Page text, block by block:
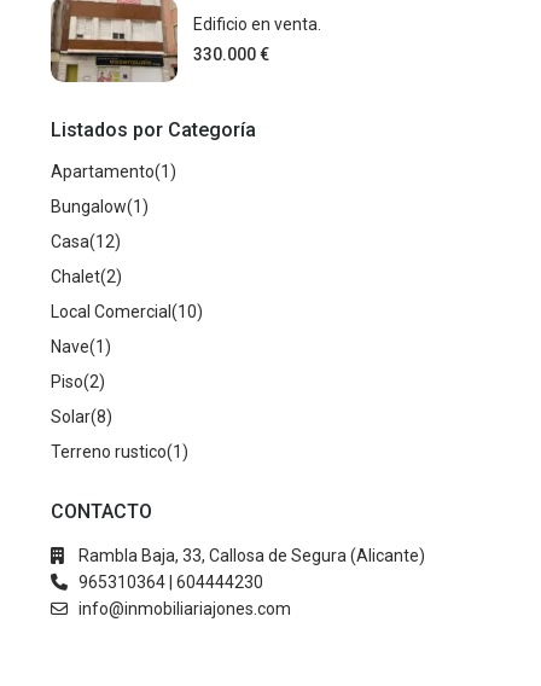
Edificio en venta.
330.000 €
Listados por Categoría
Apartamento(1)
Bungalow(1)
Casa(12)
Chalet(2)
Local Comercial (10)
Nave(1)
Piso(2)
Solar(8)
Terreno rustico(1)
CONTACTO
Rambla Baja, 33, Callosa de Segura (Alicante)
965310364 | 604444230
info@inmobiliariajones.com